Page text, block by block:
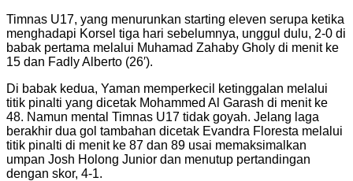
Timnas U17, yang menurunkan starting eleven serupa ketika
menghadapi Korsel tiga hari sebelumnya, unggul dulu, 2-0 di
babak pertama melalui Muhamad Zahaby Gholy di menit ke
15 dan Fadly Alberto (26′).
Di babak kedua, Yaman memperkecil ketinggalan melalui
titik pinalti yang dicetak Mohammed Al Garash di menit ke
48. Namun mental Timnas U17 tidak goyah. Jelang laga
berakhir dua gol tambahan dicetak Evandra Floresta melalui
titik pinalti di menit ke 87 dan 89 usai memaksimalkan
umpan Josh Holong Junior dan menutup pertandingan
dengan skor, 4-1.